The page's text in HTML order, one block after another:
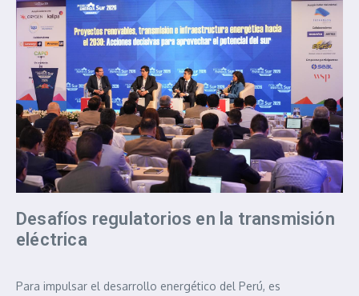
Desafíos regulatorios en la transmisión
eléctrica
Para impulsar el desarrollo energético del Perú, es